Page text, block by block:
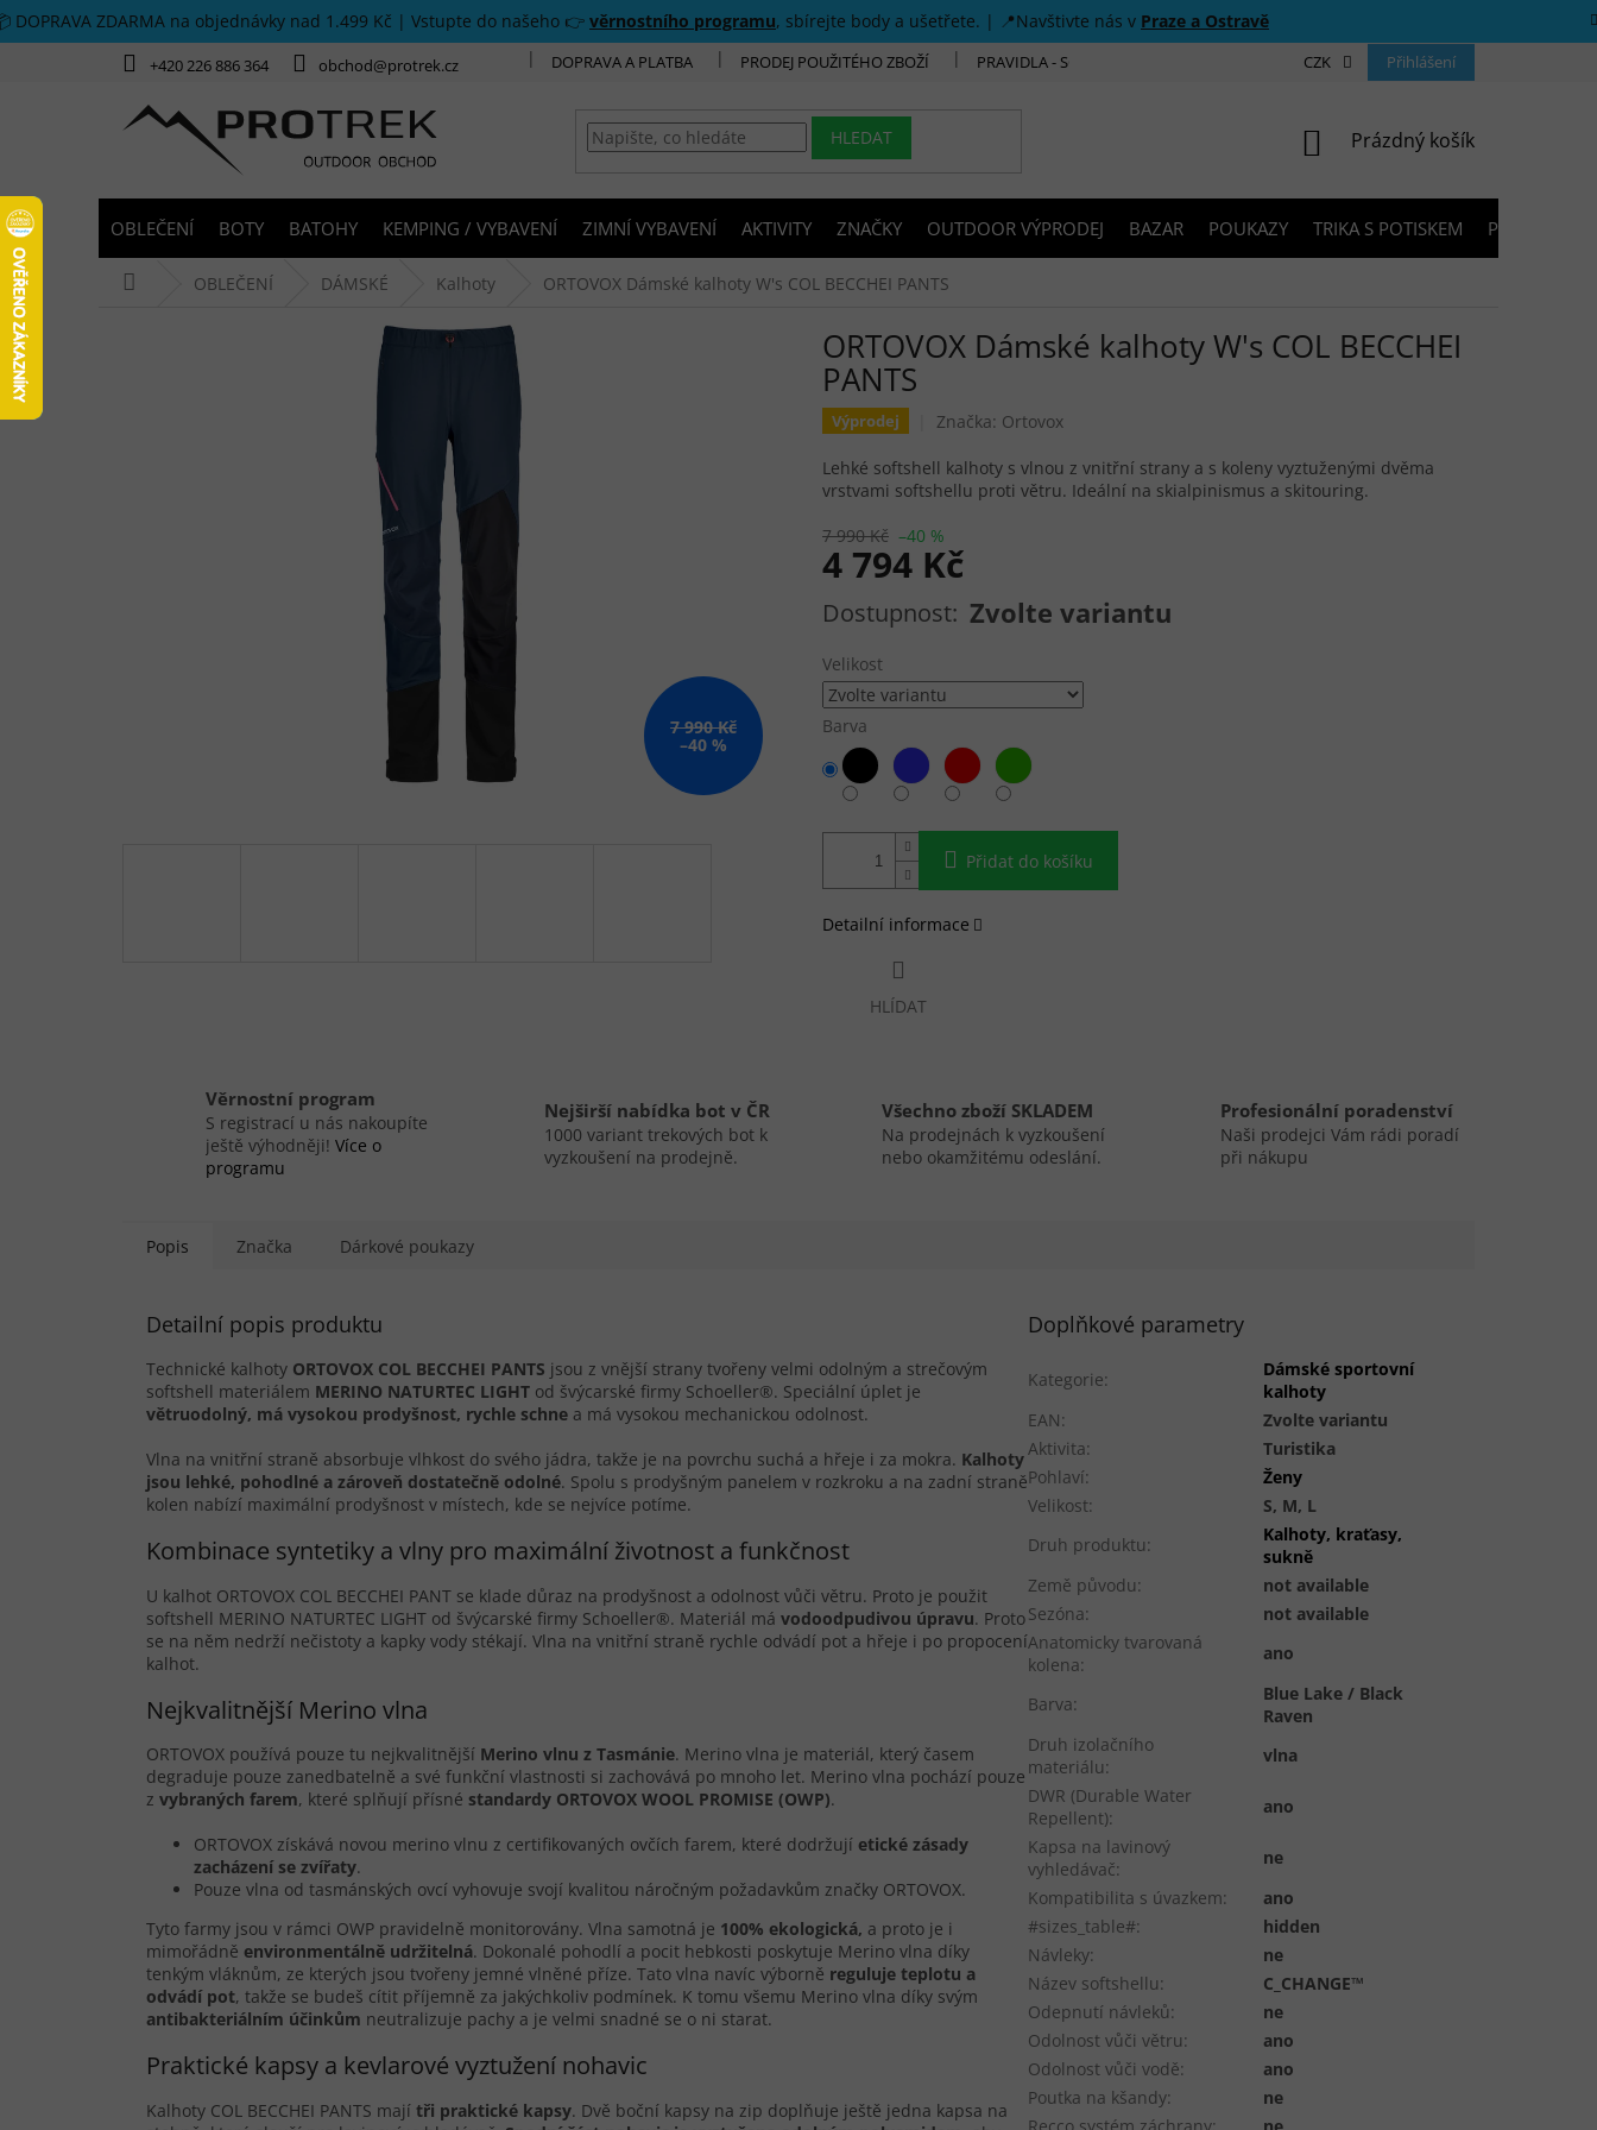
Přejít na obsah
DOPRAVA ZDARMA na objednávky nad 1.499 Kč | Vstupte do našeho 👉 věrnostního programu, sbírejte body a ušetřete. | 📍Navštivte nás v Praze a Ostravě
+420 226 886 364 obchod@protrek.cz DOPRAVA A PLATBA PRODEJ POUŽITÉHO ZBOŽÍ PRAVIDLA - SOUTĚŽE PRODEJNY KONTAKTY
CZK Přihlášení
HLEDAT NÁKUPNÍ KOŠÍK
Prázdný košík
OBLEČENÍ BOTY BATOHY KEMPING / VYBAVENÍ ZIMNÍ VYBAVENÍ AKTIVITY ZNAČKY OUTDOOR VÝPRODEJ BAZAR POUKAZY TRIKA S POTISKEM PŮJČOVNA
OBLEČENÍ DÁMSKÉ Kalhoty ORTOVOX Dámské kalhoty W's COL BECCHEI PANTS
7 990 Kč
–40 %
ORTOVOX Dámské kalhoty W's COL BECCHEI
PANTS
Výprodej Značka: Ortovox
7 990 Kč –40 %
4 794 Kč
Měrná cena: Zvolte variantu
Velikost
Barva
Přidat do košíku
Lehké softshell kalhoty s vlnou z vnitřní strany a s koleny vyztuženými dvěma
vrstvami softshellu proti větru. Ideální na skialpinismus a skitouring.
Detailní informace
HLÍDAT
Věrnostní program
S registrací u nás nakoupíte
ještě výhodněji! Více o
programu
Nejširší nabídka bot v ČR
1000 variant trekových bot k
vyzkoušení na prodejně.
Všechno zboží SKLADEM
Na prodejnách k vyzkoušení
nebo okamžitému odeslání.
Profesionální poradenství
Naši prodejci Vám rádi poradí
při nákupu
Popis Značka Dárkové poukazy
Detailní popis produktu
Technické kalhoty ORTOVOX COL BECCHEI PANTS jsou z vnější strany tvořeny velmi odolným a strečovým
softshell materiálem MERINO NATURTEC LIGHT od švýcarské firmy Schoeller®. Speciální úplet je
větruodolný, má vysokou prodyšnost, rychle schne a má vysokou mechanickou odolnost.
Vlna na vnitřní straně absorbuje vlhkost do svého jádra, takže je na povrchu suchá a hřeje i za mokra. Kalhoty
jsou lehké, pohodlné a zároveň dostatečně odolné. Spolu s prodyšným panelem v rozkroku a na zadní straně
kolen nabízí maximální prodyšnost v místech, kde se nejvíce potíme.
Kombinace syntetiky a vlny pro maximální životnost a funkčnost
U kalhot ORTOVOX COL BECCHEI PANT se klade důraz na prodyšnost a odolnost vůči větru. Proto je použit
softshell MERINO NATURTEC LIGHT od švýcarské firmy Schoeller®. Materiál má vodoodpudivou úpravu. Proto
se na něm nedrží nečistoty a kapky vody stékají. Vlna na vnitřní straně rychle odvádí pot a hřeje i po propocení
kalhot.
Nejkvalitnější Merino vlna
ORTOVOX používá pouze tu nejkvalitnější Merino vlnu z Tasmánie. Merino vlna je materiál, který časem
degraduje pouze zanedbatelně a své funkční vlastnosti si zachovává po mnoho let. Merino vlna pochází pouze
z vybraných farem, které splňují přísné standardy ORTOVOX WOOL PROMISE (OWP).
ORTOVOX získává novou merino vlnu z certifikovaných ovčích farem, které dodržují etické zásady
zacházení se zvířaty.
Pouze vlna od tasmánských ovcí vyhovuje svojí kvalitou náročným požadavkům značky ORTOVOX.
Tyto farmy jsou v rámci OWP pravidelně monitorovány. Vlna samotná je 100% ekologická, a proto je i
mimořádně environmentálně udržitelná. Dokonalé pohodlí a pocit hebkosti poskytuje Merino vlna díky
tenkým vláknům, ze kterých jsou tvořeny jemné vlněné příze. Tato vlna navíc výborně reguluje teplotu a
odvádí pot, takže se budeš cítit příjemně za jakýchkoliv podmínek. K tomu všemu Merino vlna díky svým
antibakteriálním účinkům neutralizuje pachy a je velmi snadné se o ni starat.
Praktické kapsy a kevlarové vyztužení nohavic
Kalhoty COL BECCHEI PANTS mají tři praktické kapsy. Dvě boční kapsy na zip doplňuje ještě jedna kapsa na
Doplňkové parametry
Kategorie:
Dámské sportovní
kalhoty
EAN:
Zvolte variantu
Aktivita:
Turistika
Pohlaví:
Ženy
Velikost:
S, M, L
Druh produktu:
Kalhoty, kraťasy,
sukně
Země původu:
not available
Sezóna:
not available
Anatomicky tvarovaná
kolena:
ano
Barva:
Blue Lake / Black
Raven
Druh izolačního
materiálu:
vlna
DWR (Durable Water
Repellent):
ano
Kapsa na lavinový
vyhledávač:
ne
Kompatibilita s úvazkem:
ano
#sizes_table#:
hidden
Návleky:
ne
Název softshellu:
C_CHANGE™
Odepnutí návleků:
ne
Odolnost vůči větru:
ano
Odolnost vůči vodě:
ano
Poutka na kšandy:
ne